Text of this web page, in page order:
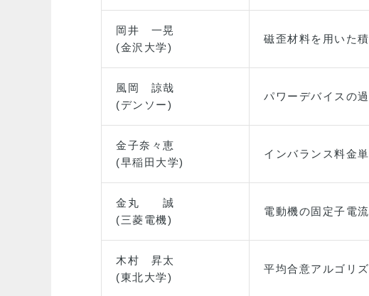
岡井 一晃
(金沢大学)
磁歪材料を用いた
風岡 諒哉
(デンソー)
パワーデバイスの
金子奈々恵
(早稲田大学)
インバランス料金
金丸 誠
(三菱電機)
電動機の固定子電
木村 昇太
(東北大学)
平均合意アルゴリ